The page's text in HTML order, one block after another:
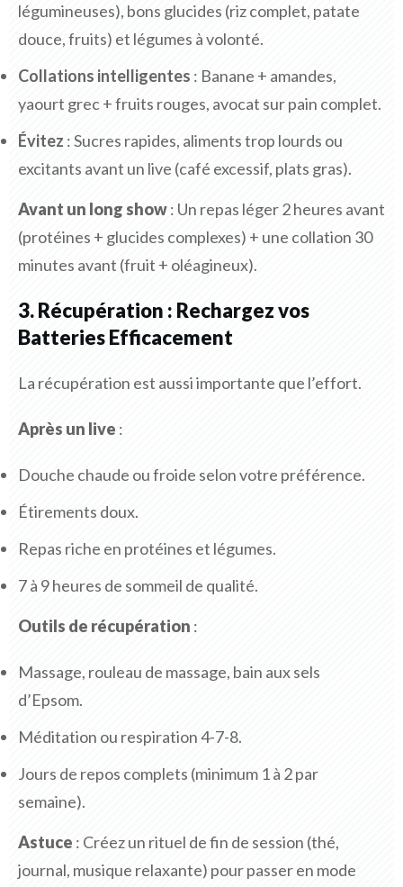
légumineuses), bons glucides (riz complet, patate
douce, fruits) et légumes à volonté.
Collations intelligentes : Banane + amandes,
yaourt grec + fruits rouges, avocat sur pain complet.
Évitez : Sucres rapides, aliments trop lourds ou
excitants avant un live (café excessif, plats gras).
Avant un long show: Un repas léger 2 heures avant
(protéines + glucides complexes) + une collation 30
minutes avant (fruit + oléagineux).
3. Récupération : Rechargez vos
Batteries Efficacement
La récupération est aussi importante que l’effort.
Après un live :
Douche chaude ou froide selon votre préférence.
Étirements doux.
Repas riche en protéines et légumes.
7 à 9 heures de sommeil de qualité.
Outils de récupération :
Massage, rouleau de massage, bain aux sels
d’Epsom.
Méditation ou respiration 4-7-8.
Jours de repos complets (minimum 1 à 2 par
semaine).
Astuce : Créez un rituel de fin de session (thé,
journal, musique relaxante) pour passer en mode